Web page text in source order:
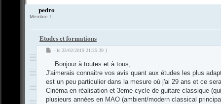
-pedro_ -
Membre ♪
Etudes et formations
M
s
a
e
- le 23/02/2019 21:25:39 }
Bonjour à toutes et à tous,
J'aimerais connaitre vos avis quant aux études les plus
est un peu particulier dans la mesure où j'ai 29 ans et ce
Cinéma en réalisation et 3eme cycle de guitare classique
plusieurs années en MAO (ambient/modern classical